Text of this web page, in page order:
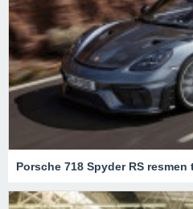
Porsche 718 Spyder RS resmen